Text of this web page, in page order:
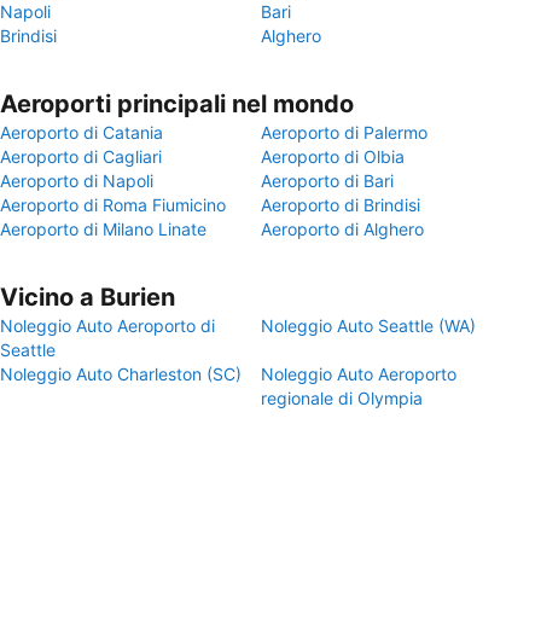
Napoli
Bari
Brindisi
Alghero
Aeroporti principali nel mondo
Aeroporto di Catania
Aeroporto di Palermo
Aeroporto di Cagliari
Aeroporto di Olbia
Aeroporto di Napoli
Aeroporto di Bari
Aeroporto di Roma Fiumicino
Aeroporto di Brindisi
Aeroporto di Milano Linate
Aeroporto di Alghero
Vicino a Burien
Noleggio Auto Aeroporto di
Seattle
Noleggio Auto Seattle (WA)
Noleggio Auto Charleston (SC)
Noleggio Auto Aeroporto
regionale di Olympia